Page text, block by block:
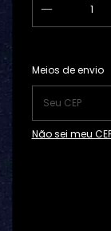
Entregas para o
Meios de envio
Não sei meu